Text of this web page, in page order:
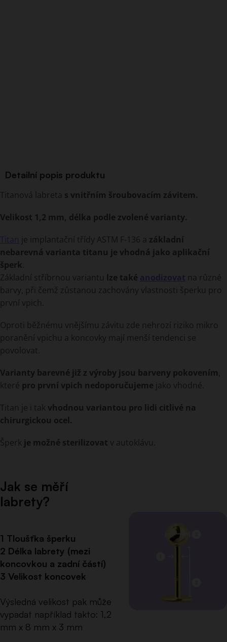
Detailní popis produktu
Titanová labreta s vnitřním šroubovacím závitem.
Velikost 1,2 mm, délka podle zvolené varianty.
je implantační třídy ASTM F-136 a základní
nebarevná varianta titanu je vhodná jako aplikační
šperk
Základní stříbrnou variantu lze také
na různé
barvy, při čemž zůstanou zachovány vlastnosti šperku pro
první vpich.
Oproti běžnému vnějšímu závitu zde nehrozí riziko mikro
poranění vpichu a koncovky mají menší tendenci se
povolovat.
Varianty barevné již z výroby jsou barveny pokovením
které pro první vpich nedoporučujeme jako vhodné.
Titan je i tak vhodnou variantou pro lidi citlivé na
chirurgickou ocel.
Šperk je možné sterilizovat v autoklávu.
Jak se měří
labrety?
1 Tloušťka šperku
2 Délka labrety (mezi
koncovkou a zadní částí)
3 Velikost koncovek
Výsledná velikost pak může
vypadat například takto: 1,2
mm x 8 mm x 3 mm